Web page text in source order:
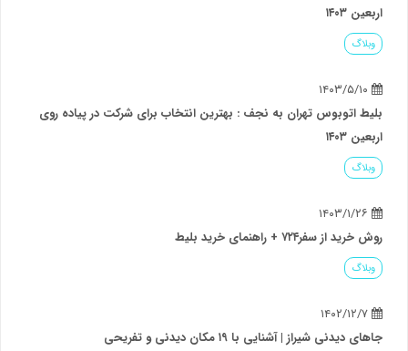
اربعین ۱۴۰۳
وبلاگ
۱۴۰۳/۵/۱۰
بلیط اتوبوس تهران به نجف : بهترین انتخاب برای شرکت در پیاده روی
اربعین ۱۴۰۳
وبلاگ
۱۴۰۳/۱/۲۶
روش خرید از سفر۷۲۴ + راهنمای خرید بلیط
وبلاگ
۱۴۰۲/۱۲/۷
جاهای دیدنی شیراز | آشنایی با ۱۹ مکان دیدنی و تفریحی